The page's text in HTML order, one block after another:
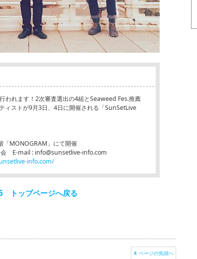
われます！2次審査選出の4組とSeaweed Fes.推薦
ィストが9月3日、4日に開催される「SunSetLive
「MONOGRAM」にて開催
会 E-mail : info@sunsetlive-info.com
info.com/
トップページへ戻る
ページの先頭へ